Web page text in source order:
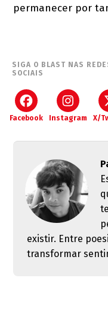
permanecer por
SIGA O BLAST NAS
SOCIAIS
Facebook Instagram X/
existir. Entre
transformar